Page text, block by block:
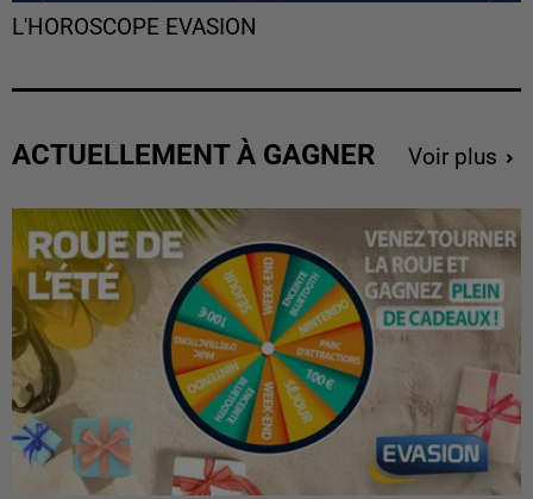
L'HOROSCOPE EVASION
ACTUELLEMENT À GAGNER Voir plus